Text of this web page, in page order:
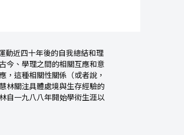
動近四十年後的自我總結和理
今、學理之間的相關互應和意
，這種相關性關係（或者說，
林關注具體處境與生存經驗的
自一九八八年開始學術生涯以